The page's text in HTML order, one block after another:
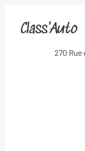
Class'Auto
270 Rue